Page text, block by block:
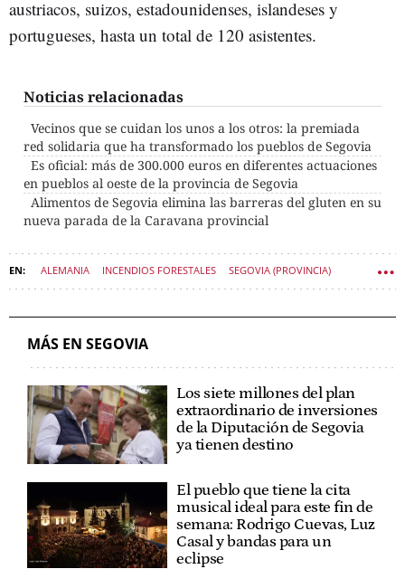
austriacos, suizos, estadounidenses, islandeses y
portugueses, hasta un total de 120 asistentes.
Noticias relacionadas
Vecinos que se cuidan los unos a los otros: la premiada
red solidaria que ha transformado los pueblos de Segovia
Es oficial: más de 300.000 euros en diferentes actuaciones
en pueblos al oeste de la provincia de Segovia
Alimentos de Segovia elimina las barreras del gluten en su
nueva parada de la Caravana provincial
ALEMANIA INCENDIOS FORESTALES SEGOVIA (PROVINCIA)
MÁS EN SEGOVIA
Los siete millones del plan
extraordinario de inversiones
de la Diputación de Segovia
ya tienen destino
El pueblo que tiene la cita
musical ideal para este fin de
semana: Rodrigo Cuevas, Luz
Casal y bandas para un
eclipse